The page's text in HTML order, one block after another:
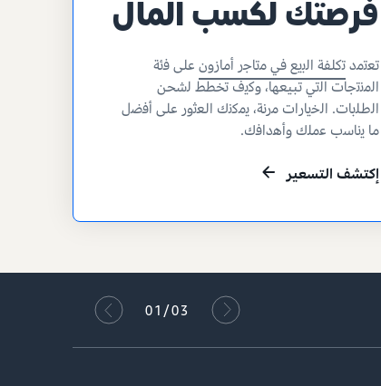
فرصتك لكسب المال
ﺗﻌﺗﻣﺩﺗﻛﻠﻔﺔ ﺍﻟﺑﻳﻊ ﻓﻲ ﻣﺗﺎﺟﺭ ﺃﻣﺎﺯﻭﻥ ﻋﻠﻰ ﻓﺋﺔ
ﺍﻟﻣﻧﺗﺟﺎﺕ ﺍﻟﺗﻲ تبيعها، ﻭﻛﻳﻑ تخطط ﻟشحن
ﺍﻟﻁﻠﺑﺎﺕ. ﺍﻟﺧﻳﺎﺭﺍﺕ ﻣﺭﻧﺔ، ﻳﻣﻛﻧﻙ ﺍﻟﻌﺛﻭﺭ ﻋﻠﻰ ﺃﻓﺿﻝ
ﻣﺎ ﻳﻧﺎﺳﺏ ﻋﻣﻠﻙ ﻭﺃﻫﺩﺍﻓﻙ.
إكتشف التسعير
02/03